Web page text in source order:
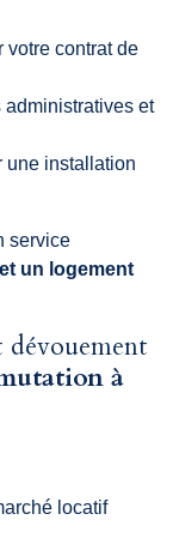
contrat de
et
une installation
service
un logement
dévouement
à
locatif